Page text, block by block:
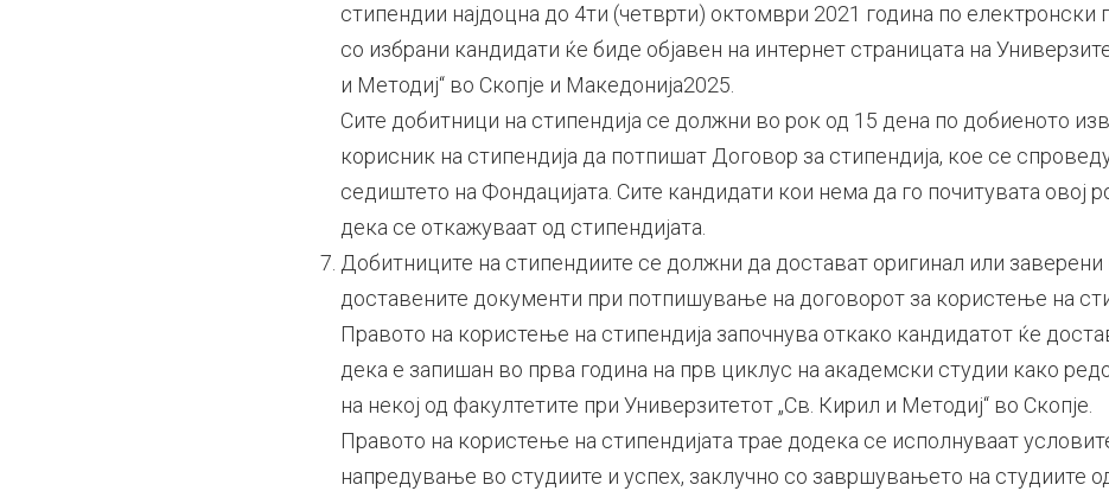
стипендии најдоцна до 4ти (четврти) октомври 2021 година по електронски
со избрани кандидати ќе биде објавен на интернет страницата на
и Методиј“ во Скопје и Македонија2025.
Сите добитници на стипендија се должни во рок од 15 дена по добиеното
корисник на стипендија да потпишат Договор за стипендија, кое се
седиштето на Фондацијата. Сите кандидати кои нема да го почитувата овој
дека се откажуваат од стипендијата.
Добитниците на стипендиите се должни да достават оригинал или заверени
доставените документи при потпишување на договорот за користење на
Правото на користење на стипендија започнува откако кандидатот ќе
дека е запишан во прва година на прв циклус на академски студии како
на некој од факултетите при Универзитетот „Св. Кирил и Методиј“ во Скопје.
Правото на користење на стипендијата трае додека се исполнуваат
напредување во студиите и успех, заклучно со завршувањето на студиите